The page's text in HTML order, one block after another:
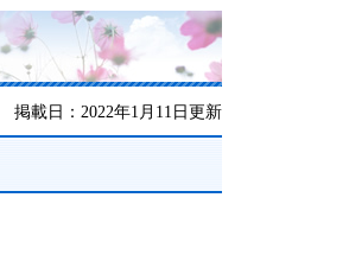
掲載日：2022年1月11日更新